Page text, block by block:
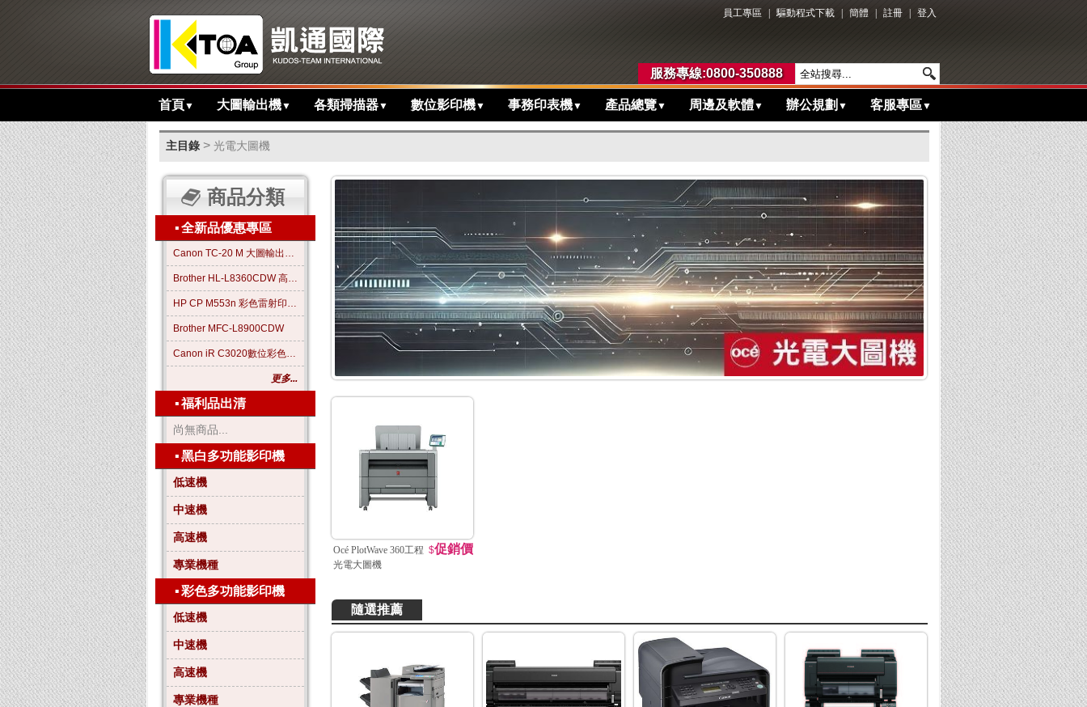
員工專區 驅動程式下載 簡體 註冊 登入
服務專線:0800-350888
首頁▼ 大圖輸出機▼ 各類掃描器▼ 數位影印機▼ 事務印表機▼ 產品總覽▼ 周邊及軟體▼ 辦公規劃 ▼ 客服專區▼
主目錄 > 光電大圖機
商品分類
▪全新品優惠專區
Canon TC-20 M 大圖輸出繪圖機
Brother HL-L8360CDW 高效彩色雷射印表機
HP CP M553n 彩色雷射印表機
Brother MFC-L8900CDW
Canon iR C3020數位彩色影印機
更多...
▪福利品出清
尚無商品...
▪黑白多功能影印機
低速機
中速機
高速機
專業機種
▪彩色多功能影印機
低速機
中速機
高速機
專業機種
Océ PlotWave 360工程
光電大圖機
$促銷價
隨選推薦